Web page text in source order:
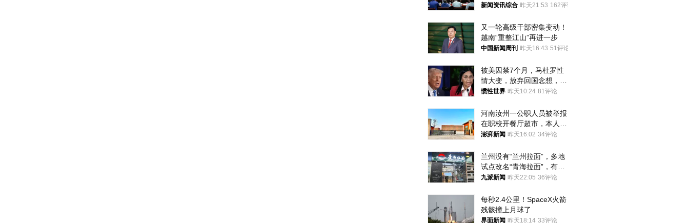
公布举报方式
新闻资讯综合 昨天21:53 162评论
又一轮高级干部密集变动！
越南“重整江山”再进一步
中国新闻周刊 昨天16:43 51评论
被美囚禁7个月，马杜罗性
情大变，放弃回国念想，最
后嘱托已公开
惯性世界 昨天10:24 81评论
河南汝州一公职人员被举报
在职校开餐厅超市，本人回
应称“是给别人帮忙”
澎湃新闻 昨天16:02 34评论
兰州没有“兰州拉面”，多地
试点改名“青海拉面”，有商
家改名已两年
九派新闻 昨天22:05 36评论
每秒2.4公里！SpaceX火箭
残骸撞上月球了
界面新闻 昨天18:14 33评论